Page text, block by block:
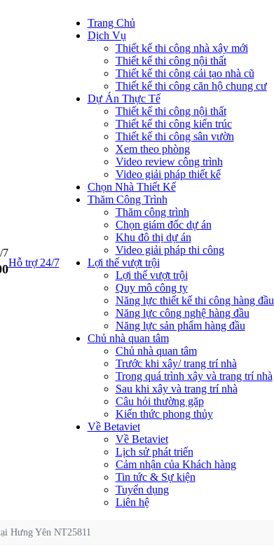
7
Hỗ trợ 24/7
Trang Chủ
Dịch Vụ
Thiết kế thi công nhà xây mới
Thiết kế thi công nội thất
Thiết kế thi công cải tạo nhà cũ
Thiết kế thi công căn hộ chung cư
Dự Án Thực Tế
Thiết kế thi công nội thất
Thiết kế thi công kiến trúc
Thiết kế thi công sân vườn
Xem theo phòng
Video review công trình
Video giải pháp thiết kế
Chọn Nhà Thiết Kế
Thăm Công Trình
Thăm công trình
Chọn giám đốc dự án
Khu đô thị dự án
Video giải pháp thi công
Lợi thế vượt trội
Lợi thế vượt trội
Quy mô công ty
Năng lực thiết kế thi công hàng đầu
Năng lực công nghệ hàng đầu
Năng lực sản phẩm hàng đầu
Chủ nhà quan tâm
Chủ nhà quan tâm
Trước khi xây/ trang trí nhà
Trong quá trình xây và trang trí nhà
Sau khi xây và trang trí nhà
Câu hỏi thường gặp
Kiến thức phong thủy
Về Betaviet
Về Betaviet
Lịch sử phát triển
Cảm nhận của Khách hàng
Tin tức & Sự kiện
Tuyển dụng
Liên hệ
Hưng Yên NT25811